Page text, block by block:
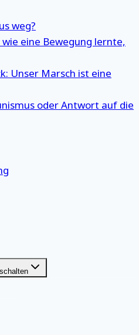
weg?
eine Bewegung lernte,
Unser Marsch ist eine
oder Antwort auf die